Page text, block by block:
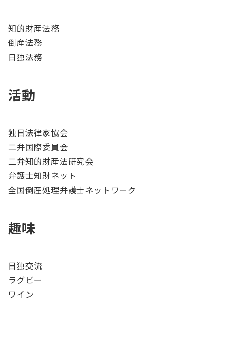
知的財産法務
倒産法務
日独法務
活動
独日法律家協会
二弁国際委員会
二弁知的財産法研究会
弁護士知財ネット
全国倒産処理弁護士ネットワーク
趣味
日独交流
ラグビー
ワイン